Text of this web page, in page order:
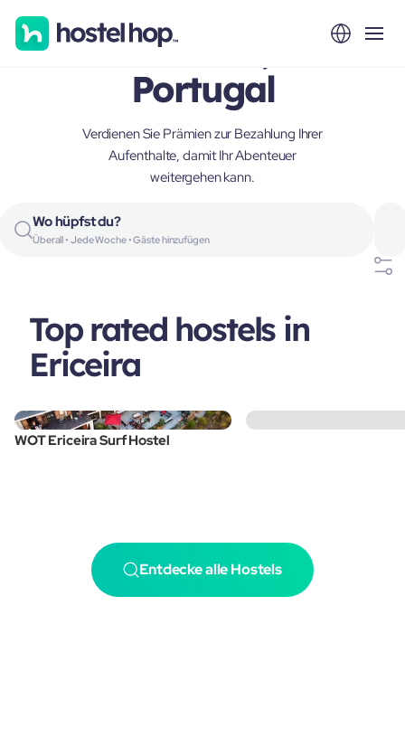
Ericeira,
Portugal
Verdienen Sie Prämien zur Bezahlung Ihrer
Aufenthalte, damit Ihr Abenteuer
weitergehen kann.
Wo hüpfst du?
Überall • Jede Woche • Gäste hinzufügen
Top rated hostels in
Ericeira
WOT Ericeira Surf Hostel
Entdecke alle Hostels